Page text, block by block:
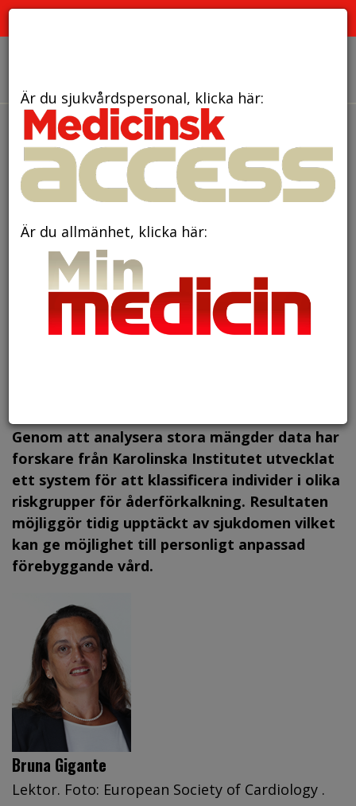
den 22 oktober 2025
Genupptäckt ger hopp
om individanpassad prevention
av hjärt-kärlsjukdom
Genom att analysera stora mängder data har
forskare från Karolinska Institutet utvecklat
ett system för att klassificera individer i olika
riskgrupper för åderförkalkning. Resultaten
möjliggör tidig upptäckt av sjukdomen vilket
kan ge möjlighet till personligt anpassad
förebyggande vård.
Bruna Gigante
Lektor. Foto: European Society of Cardiology .
Är du sjukvårdspersonal, klicka här:
Är du allmänhet, klicka här: